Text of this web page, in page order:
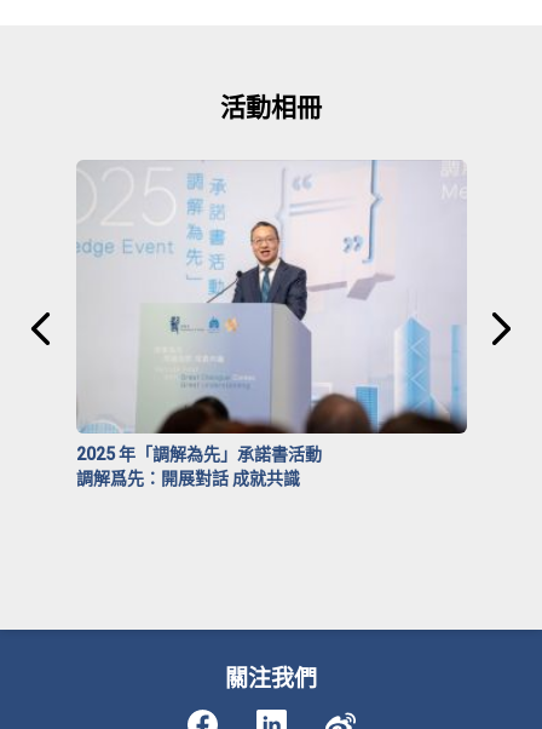
活動相冊
2025 年「調解為先」承諾書活動
調解爲先：開展對話 成就共識
關注我們